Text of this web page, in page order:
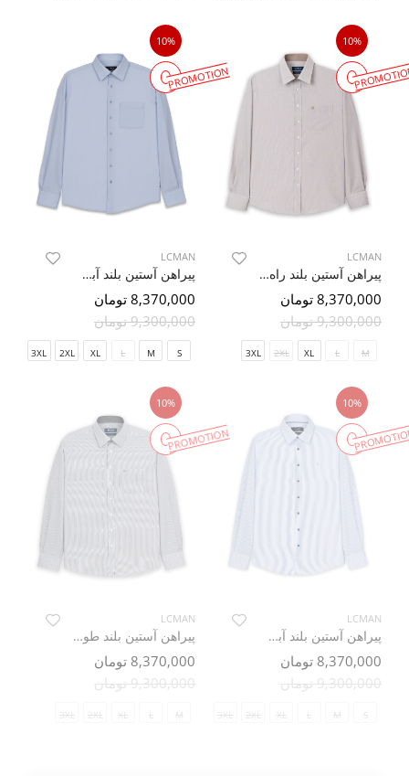
10%
LCMAN
پیراهن آستین بلند راه راه ریز قهوه ای ال سی من 20
8,370,000 تومان
9,300,000 تومان
M
L
XL
2XL
3XL
10%
PROMOTION
LCMAN
پیراهن آستین بلند آبی آسمانی ساده ال سی من 48
8,370,000 تومان
9,300,000 تومان
S
M
L
XL
2XL
3XL
10%
LCMAN
پیراهن آستین بلند آبی راه راه ال سی من 83
8,370,000 تومان
9,300,000 تومان
S
M
L
XL
2XL
3XL
10%
PROMOTION
LCMAN
پیراهن آستین بلند طوسی راه راه ریز ال سی من 3
8,370,000 تومان
9,300,000 تومان
M
L
XL
2XL
3XL